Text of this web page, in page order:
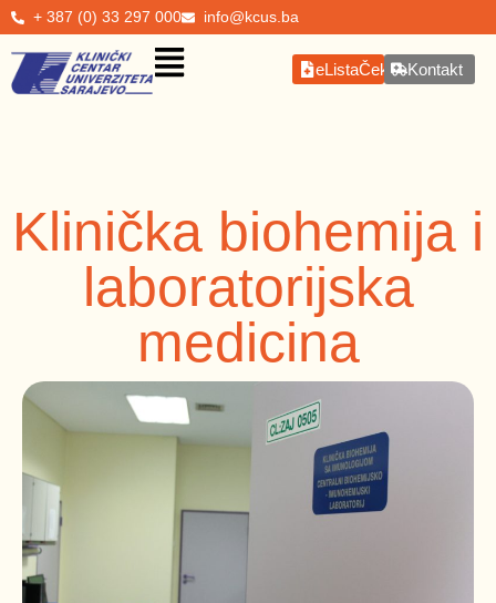
+ 387 (0) 33 297 000 info@kcus.ba
eListaČekanjaKontakt
Klinička biohemija i
laboratorijska
medicina